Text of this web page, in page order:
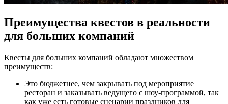
Преимущества квестов в реальности
для больших компаний
Квесты для больших компаний обладают множеством
преимуществ:
Это бюджетнее, чем закрывать под мероприятие
ресторан и заказывать ведущего с шоу-программой, так
как уже есть готовые сценарии праздников для